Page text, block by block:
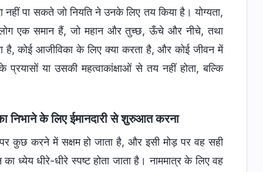
पा सकते जो नियति ने उनके लिए तय किया है। योग्यता,
एक समान हैं, जो महान और तुच्छ, ऊँचे और नीचे, तथा
है, कोई आजीविका के लिए क्या करता है, और कोई जीवन में
या उसकी महत्वाकांक्षाओं से तय नहीं होता, बल्कि
निभाने के लिए ईमानदारी से शुरुआत करना
कुछ करने में सक्षम हो जाता है, और इसी मोड़ पर वह सही
धीरे-धीरे स्पष्ट होता जाता है। नाममात्र के लिए वह